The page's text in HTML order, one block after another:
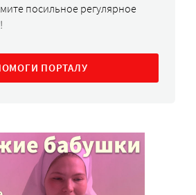
посильное регулярное
ПОРТАЛУ